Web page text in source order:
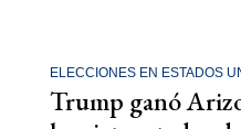
ELECCIONES EN ESTADOS
Trump ganó